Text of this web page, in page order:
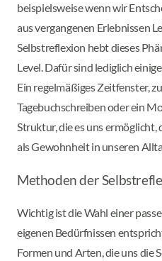
beispielsweise wenn wir
aus vergangenen Erlebnissen
Selbstreflexion hebt dieses
Level. Dafür sind lediglich
Ein regelmäßiges Zeitfenster,
Tagebuchschreiben oder ein
Struktur, die es uns ermöglicht,
als Gewohnheit in unseren
Methoden der
Wichtig ist die Wahl einer
eigenen Bedürfnissen
Formen und Arten, die uns die